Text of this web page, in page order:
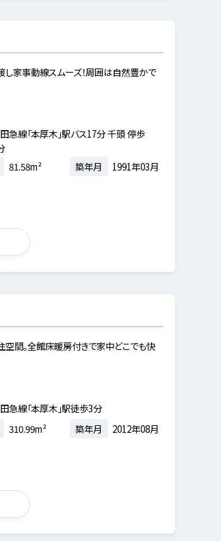
し家事動線スムーズ！周囲は自然豊かで
急線「本厚木」駅バス17分 千頭 停歩
81.58m² 築年月 1991年03月
間。全館床暖房付きで家中どこでも快
急線「本厚木」駅徒歩3分
310.99m² 築年月 2012年08月